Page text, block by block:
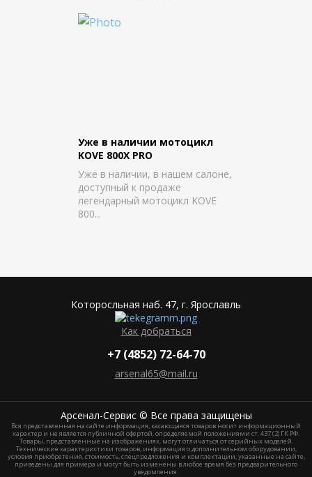
Уже в наличии мотоцикл
KOVE 800X PRO
Уже в наличии, в нашем салоне,
доступный к продаже
легендарный мотоцикл KOVE
800...
Которосльная наб. 47, г. Ярославль
Как добраться
+7 (4852) 72-64-70
arsenal65@mail.ru
Aрсенал-Сервис © Все права защищены
Вся представленная на сайте информация, касающаяся товаров носит информационный
характер и не является публичной офертой, определяемой положениями ст. 437 (2) ГК РФ.
Товары, представленные на изображениях, могут отличаться от серийных моделей.
Технические характеристики товаров, информация о дополнительном оборудовании,
условия приобретения, стоимость, спецпредложения и комплектации, указанные на сайте,
приведены для примера и могут быть изменены в любое время без предварительного
уведомления.